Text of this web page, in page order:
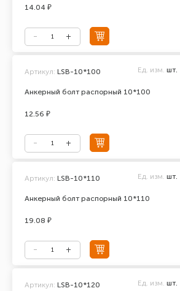
14.04 ₽
Анкерный болт распорный 10*100
Артикул: LSB-10*100 Ед. изм. шт.
12.56 ₽
Анкерный болт распорный 10*110
Артикул: LSB-10*110 Ед. изм. шт.
19.08 ₽
Артикул: LSB-10*120 Ед. изм. шт.